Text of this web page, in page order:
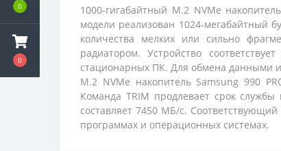
0
0
1000-гигабайтный M.2 NVMe
модели реализован 1024-мегабайтный
количества мелких или сильно
радиатором. Устройство
стационарных ПК. Для обмена данными
M.2 NVMe накопитель Samsung 990
Команда TRIM продлевает срок службы
составляет 7450 МБ/с.
программах и операционных системах.